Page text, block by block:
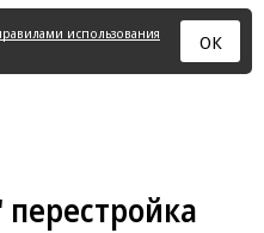
использования
ОК